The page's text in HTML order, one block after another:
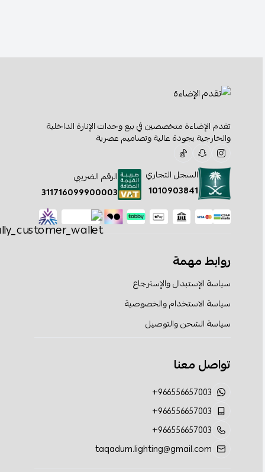
تقدم الإضاءة متخصصين في بيع وحدات الإنارة الداخلية
والخارجية بجودة عالية وتصاميم عصرية
السجل التجاري
1010903841
الرقم الضريبي
311716099900003
روابط مهمة
سياسة الإستبدال والإسترجاع
سياسة الاستخدام والخصوصية
سياسة الشحن والتوصيل
تواصل معنا
+966556657003
+966556657003
+966556657003
taqadum.lighting@gmail.com